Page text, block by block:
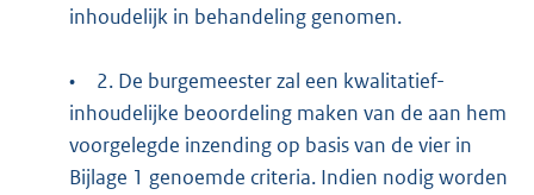
inhoudelijk in behandeling genomen.
•
2. De burgemeester zal een kwalitatief-
inhoudelijke beoordeling maken van de aan hem
voorgelegde inzending op basis van de vier in
Bijlage 1 genoemde criteria. Indien nodig worden